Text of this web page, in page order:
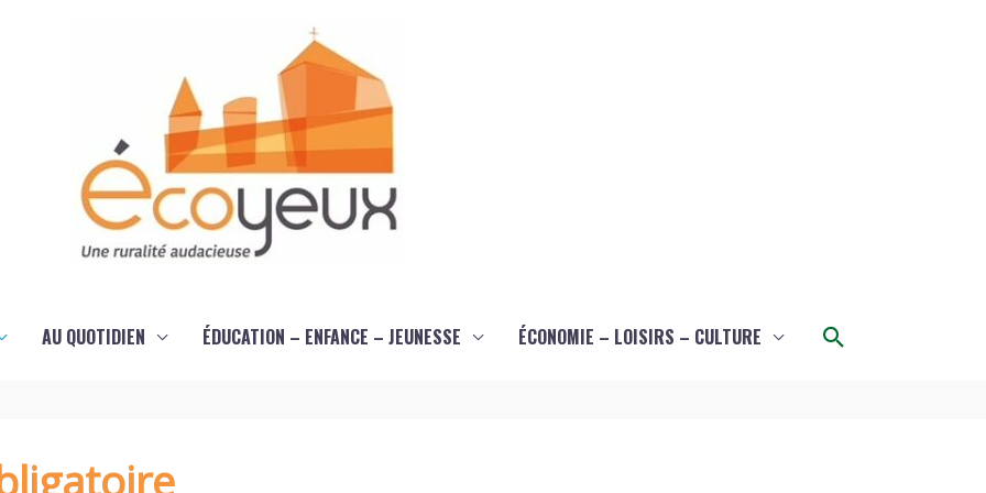
AU QUOTIDIEN ÉDUCATION – ENFANCE – JEUNESSE ÉCONOMIE – LOISIRS – CULTURE Rechercher